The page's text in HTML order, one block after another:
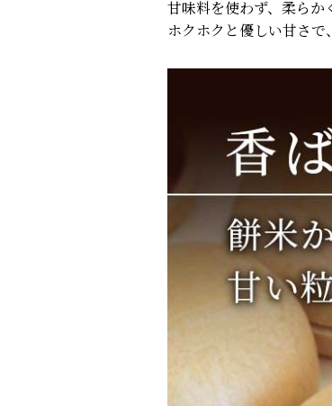
甘味料を使わず、柔らか
ホクホクと優しい甘さで